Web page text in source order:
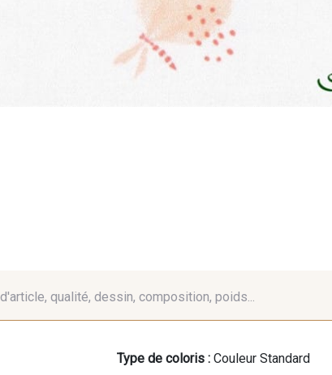
d'article, qualité, dessin, composition, poids...
Type de coloris : Couleur Standard